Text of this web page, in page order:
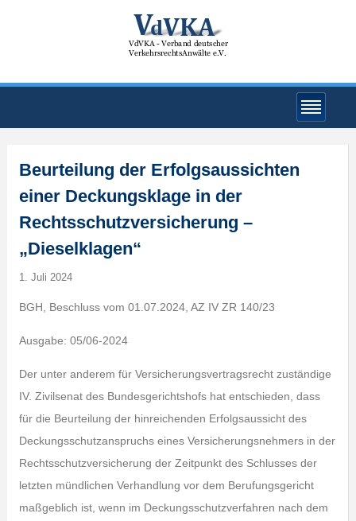
Beurteilung der Erfolgsaussichten
einer Deckungsklage in der
Rechtsschutzversicherung –
„Dieselklagen“
1. Juli 2024
BGH, Beschluss vom 01.07.2024, AZ IV ZR 140/23
Ausgabe: 05/06-2024
Der unter anderem für Versicherungsvertragsrecht zuständige
IV. Zivilsenat des Bundesgerichtshofs hat entschieden, dass
für die Beurteilung der hinreichenden Erfolgsaussicht des
Deckungsschutzanspruchs eines Versicherungsnehmers in der
Rechtsschutzversicherung der Zeitpunkt des Schlusses der
letzten mündlichen Verhandlung vor dem Berufungsgericht
maßgeblich ist, wenn im Deckungsschutzverfahren nach dem